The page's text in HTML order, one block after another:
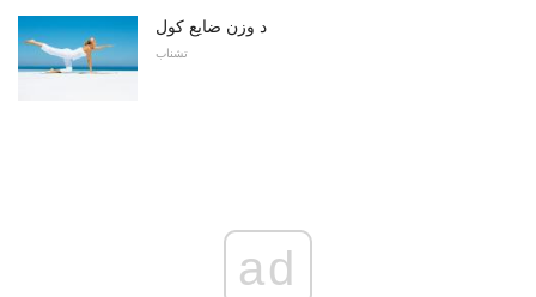
د وزن ضایع کول
تشناب
ad